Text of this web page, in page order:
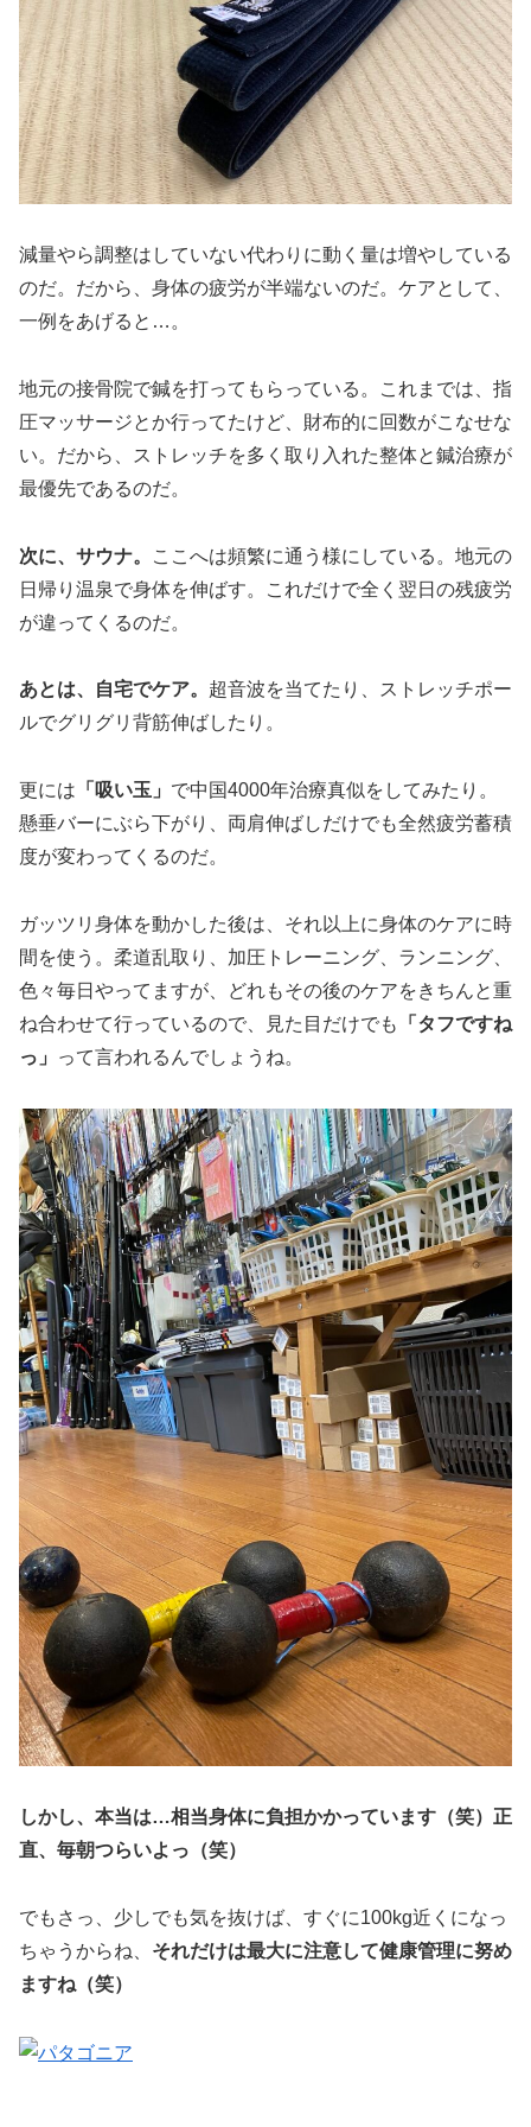
減量やら調整はしていない代わりに動く量は増やしている
のだ。だから、身体の疲労が半端ないのだ。ケアとして、
一例をあげると…。
地元の接骨院で鍼を打ってもらっている。これまでは、指
圧マッサージとか行ってたけど、財布的に回数がこなせな
い。だから、ストレッチを多く取り入れた整体と鍼治療が
最優先であるのだ。
次に、サウナ。
ここへは頻繁に通う様にしている。地元の
日帰り温泉で身体を伸ばす。これだけで全く翌日の残疲労
が違ってくるのだ。
あとは、自宅でケア。 超音波を当てたり、ストレッチポー
ルでグリグリ背筋伸ばしたり。
更には 「吸い玉」 で中国4000年治療真似をしてみたり。
懸垂バーにぶら下がり、両肩伸ばしだけでも全然疲労蓄積
度が変わってくるのだ。
ガッツリ身体を動かした後は、それ以上に身体のケアに時
間を使う。柔道乱取り、加圧トレーニング、ランニング、
色々毎日やってますが、どれもその後のケアをきちんと重
ね合わせて行っているので、見た目だけでも
「タフですね
っ」
って言われるんでしょうね。
しかし、本当は…相当身体に負担かかっています（笑）正
直、毎朝つらいよっ（笑）
でもさっ、少しでも気を抜けば、すぐに100kg近くになっ
ちゃうからね、 それだけは最大に注意して健康管理に努め
ますね（笑）